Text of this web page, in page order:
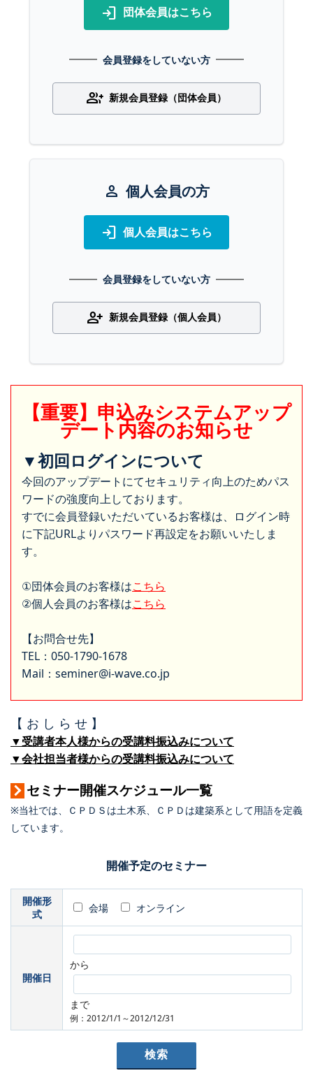
login 団体会員はこちら
会員登録をしていない方
group_add 新規会員登録（団体会員）
person 個人会員の方
login 個人会員はこちら
会員登録をしていない方
person_add 新規会員登録（個人会員）
【重要】申込みシステムアップ
デート内容のお知らせ
▼初回ログインについて
今回のアップデートにてセキュリティ向上のためパス
ワードの強度向上しております。
すでに会員登録いただいているお客様は、ログイン時
に下記URLよりパスワード再設定をお願いいたしま
す。
①団体会員のお客様はこちら
②個人会員のお客様はこちら
【お問合せ先】
TEL：050-1790-1678
Mail：seminer@i-wave.co.jp
【 お し ら せ 】
▼受講者本人様からの受講料振込みについて
▼会社担当者様からの受講料振込みについて
セミナー開催スケジュール一覧
※当社では、ＣＰＤＳは土木系、ＣＰＤは建築系として用語を定義
しています。
開催予定のセミナー
開催形
式
会場 オンライン
開催日
から
まで
例：2012/1/1～2012/12/31